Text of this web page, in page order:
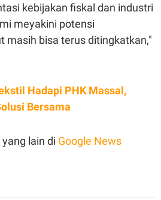
kebijakan fiskal dan industri
meyakini potensi
masih bisa terus ditingkatkan,"
Hadapi PHK Massal,
Bersama
lain di Google News